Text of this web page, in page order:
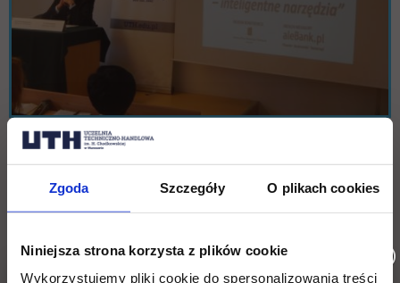
Zgoda Szczegóły O plikach cookies
Niniejsza strona korzysta z plików cookie
Wykorzystujemy pliki cookie do spersonalizowania treści